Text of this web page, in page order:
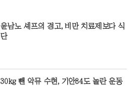
윤남노 셰프의 경고, 비만 치료제보다 식
단
30kg 뺀 악뮤 수현, 기안84도 놀란 운동